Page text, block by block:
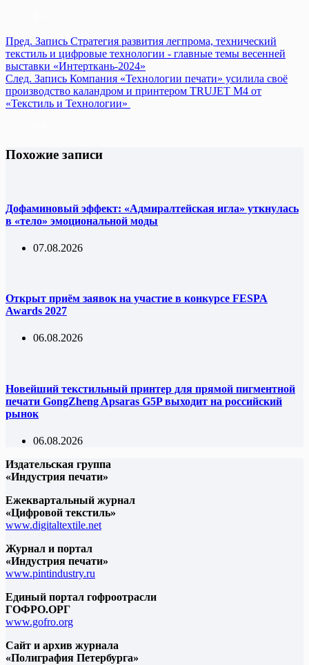
Пред. Запись Стратегия развития легпрома, технический
текстиль и цифровые технологии - главные темы весенней
выставки «Интерткань-2024»
След. Запись Компания «Технологии печати» усилила своё
производство каландром и принтером TRUJET M4 от
«Текстиль и Технологии»
Похожие записи
Дофаминовый эффект: «Адмиралтейская игла» уткнулась
в «тело» эмоциональной моды
07.08.2026
Открыт приём заявок на участие в конкурсе FESPA
Awards 2027
06.08.2026
Новейший текстильный принтер для прямой пигментной
печати GongZheng Apsaras G5P выходит на российский
рынок
06.08.2026
Издательская группа
«Индустрия печати»
Ежеквартальный журнал
«Цифровой текстиль»
www.digitaltextile.net
Журнал и портал
«Индустрия печати»
www.pintindustry.ru
Единый портал гофроотрасли
ГОФРО.ОРГ
www.gofro.org
Сайт и архив журнала
«Полиграфия Петербурга»